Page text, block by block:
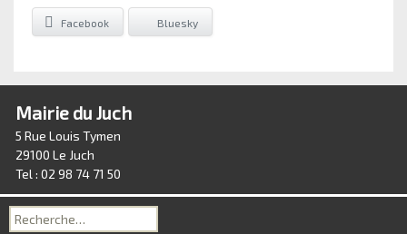
Facebook Bluesky
Mairie du Juch
5 Rue Louis Tymen
29100 Le Juch
Tel : 02 98 74 71 50
Recherche